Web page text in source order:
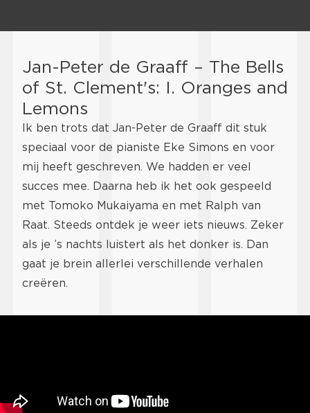
Jan-Peter de Graaff – The Bells
of St. Clement's: I. Oranges and
Lemons
Ik ben trots dat Jan-Peter de Graaff dit stuk
speciaal voor de pianiste Eke Simons en voor
mij heeft geschreven. We hadden er veel
succes mee. Daarna heb ik het ook gespeeld
met Tomoko Mukaiyama en met Ralph van
Raat. Steeds ontdek je weer iets nieuws. Zeker
als je ’s nachts luistert als het donker is. Dan
gaat je brein allerlei verschillende verhalen
creëren.